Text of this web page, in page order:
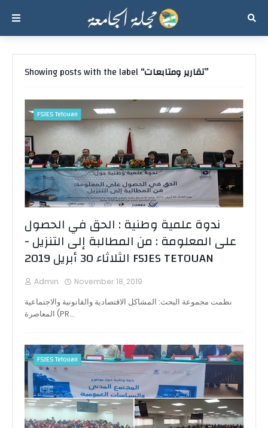
Showing posts with the label تقارير ومتابعات
FSJES Tetouan
ندوة علمية وطنية : الحق في الحصول
على المعلومة : من المطالبة إلى التنزيل -
الثلاثاء 30 أبريل 2019 FSJES TETOUAN
Admin November 18, 2019
نظمت مجموعة البحث: المشاكل الاقتصادية والقانونية والاجتماعية
المعاصرة (PR…
FSJES Tetouan